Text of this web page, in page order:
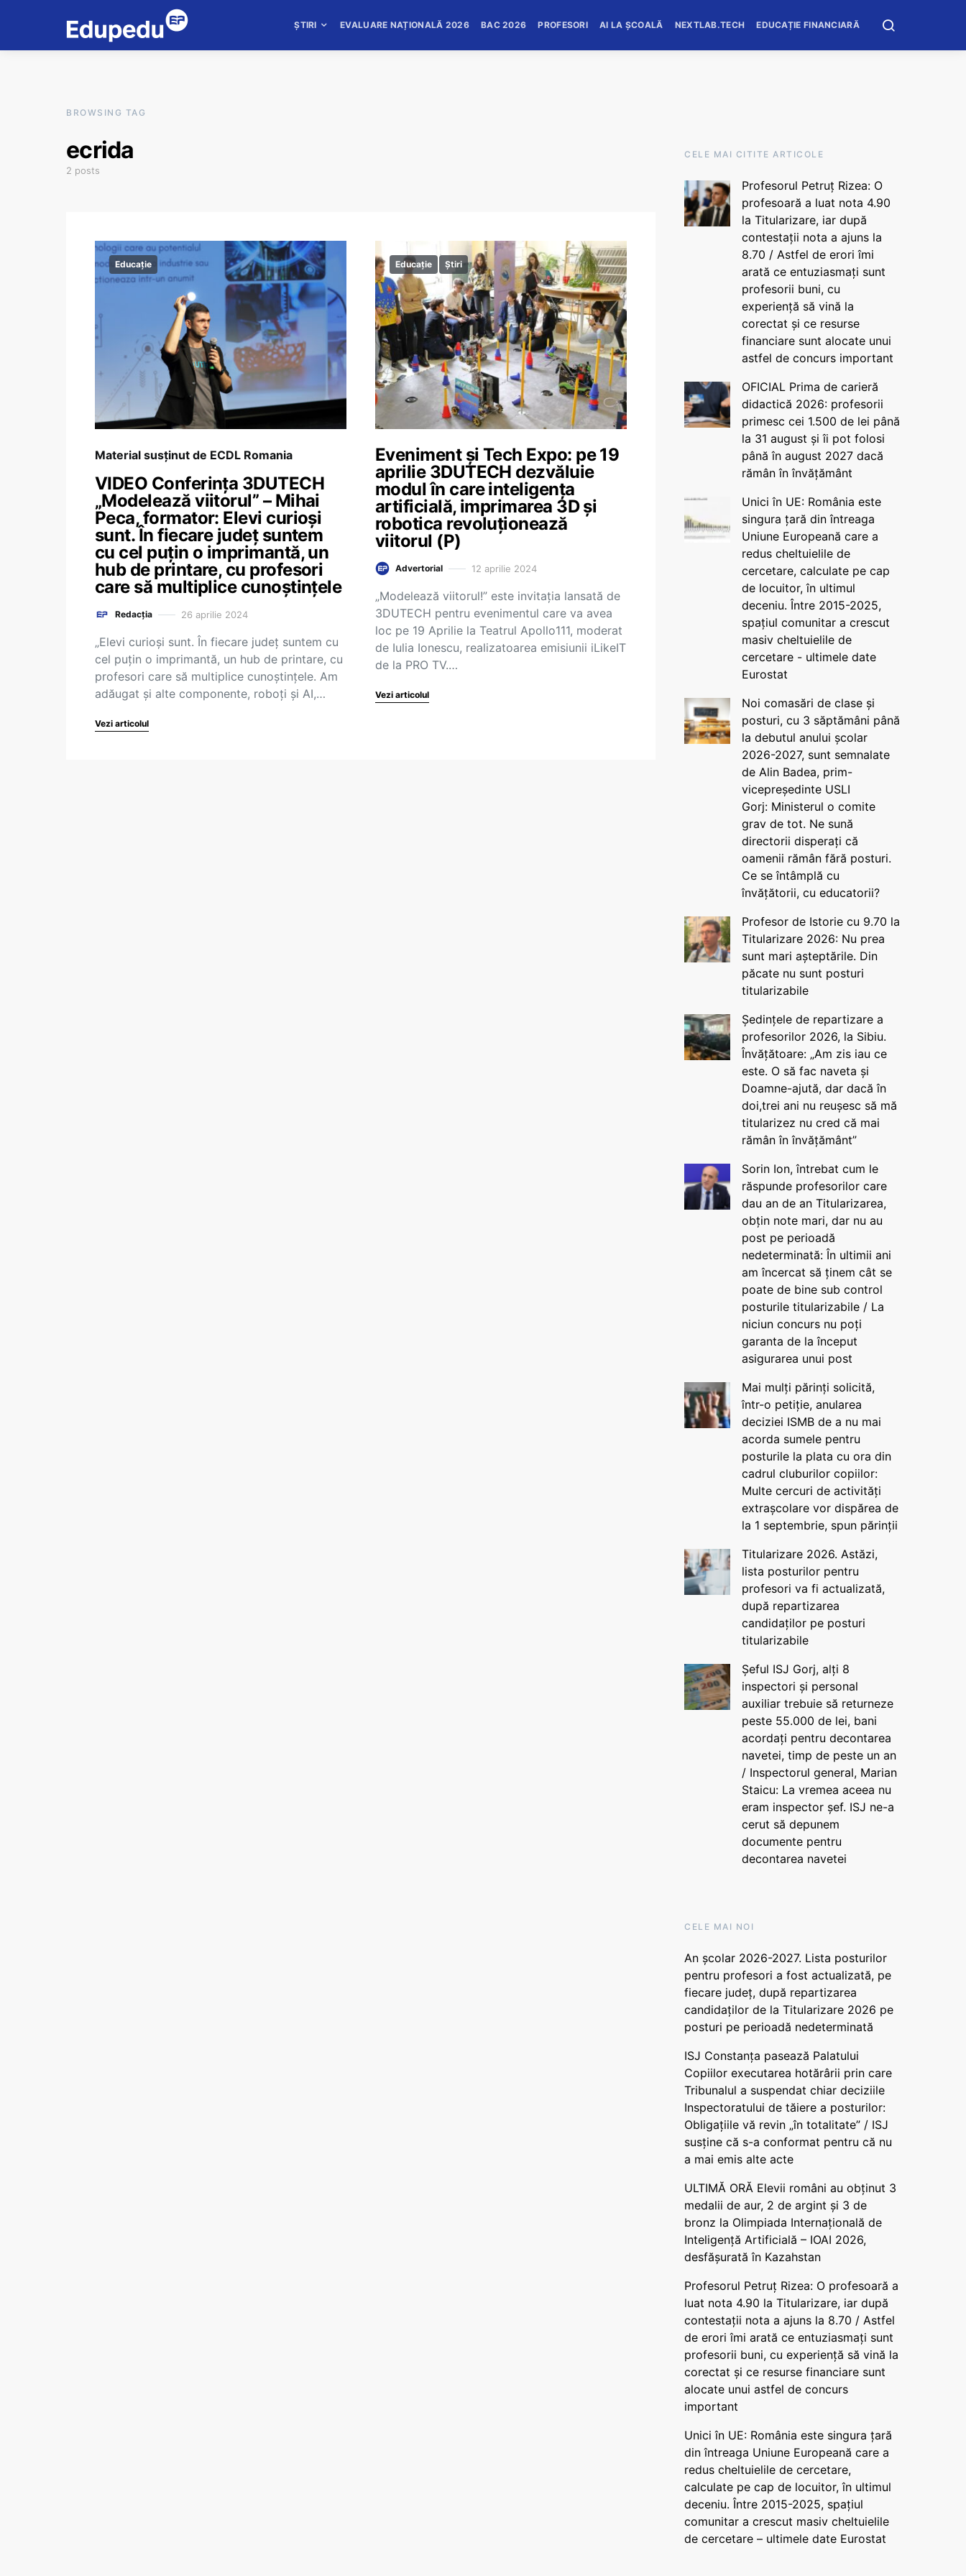
ȘTIRI EVALUARE NAȚIONALĂ 2026 BAC 2026 PROFESORI AI LA ȘCOALĂ NEXTLAB.TECH EDUCAȚIE FINANCIARĂ
BROWSING TAG
ecrida
2 posts
Educație
Material susținut de ECDL Romania
VIDEO Conferința 3DUTECH
„Modelează viitorul” – Mihai
Peca, formator: Elevi curioși
sunt. În fiecare județ suntem
cu cel puțin o imprimantă, un
hub de printare, cu profesori
care să multiplice cunoștințele
Redacția 26 aprilie 2024
„Elevi curioși sunt. În fiecare județ suntem cu
cel puțin o imprimantă, un hub de printare, cu
profesori care să multiplice cunoștințele. Am
adăugat și alte componente, roboți și AI,…
Vezi articolul
Educație Știri
Eveniment și Tech Expo: pe 19
aprilie 3DUTECH dezvăluie
modul în care inteligența
artificială, imprimarea 3D și
robotica revoluționează
viitorul (P)
Advertorial 12 aprilie 2024
„Modelează viitorul!” este invitația lansată de
3DUTECH pentru evenimentul care va avea
loc pe 19 Aprilie la Teatrul Apollo111, moderat
de Iulia Ionescu, realizatoarea emisiunii iLikeIT
de la PRO TV.…
Vezi articolul
CELE MAI CITITE ARTICOLE
Profesorul Petruț Rizea: O
profesoară a luat nota 4.90
la Titularizare, iar după
contestații nota a ajuns la
8.70 / Astfel de erori îmi
arată ce entuziasmați sunt
profesorii buni, cu
experiență să vină la
corectat și ce resurse
financiare sunt alocate unui
astfel de concurs important
OFICIAL Prima de carieră
didactică 2026: profesorii
primesc cei 1.500 de lei până
la 31 august și îi pot folosi
până în august 2027 dacă
rămân în învățământ
Unici în UE: România este
singura țară din întreaga
Uniune Europeană care a
redus cheltuielile de
cercetare, calculate pe cap
de locuitor, în ultimul
deceniu. Între 2015-2025,
spațiul comunitar a crescut
masiv cheltuielile de
cercetare - ultimele date
Eurostat
Noi comasări de clase și
posturi, cu 3 săptămâni până
la debutul anului școlar
2026-2027, sunt semnalate
de Alin Badea, prim-
vicepreședinte USLI
Gorj: Ministerul o comite
grav de tot. Ne sună
directorii disperați că
oamenii rămân fără posturi.
Ce se întâmplă cu
învățătorii, cu educatorii?
Profesor de Istorie cu 9.70 la
Titularizare 2026: Nu prea
sunt mari așteptările. Din
păcate nu sunt posturi
titularizabile
Ședințele de repartizare a
profesorilor 2026, la Sibiu.
Învățătoare: „Am zis iau ce
este. O să fac naveta și
Doamne-ajută, dar dacă în
doi,trei ani nu reușesc să mă
titularizez nu cred că mai
rămân în învățământ”
Sorin Ion, întrebat cum le
răspunde profesorilor care
dau an de an Titularizarea,
obțin note mari, dar nu au
post pe perioadă
nedeterminată: În ultimii ani
am încercat să ținem cât se
poate de bine sub control
posturile titularizabile / La
niciun concurs nu poți
garanta de la început
asigurarea unui post
Mai mulți părinți solicită,
într-o petiție, anularea
deciziei ISMB de a nu mai
acorda sumele pentru
posturile la plata cu ora din
cadrul cluburilor copiilor:
Multe cercuri de activități
extrașcolare vor dispărea de
la 1 septembrie, spun părinții
Titularizare 2026. Astăzi,
lista posturilor pentru
profesori va fi actualizată,
după repartizarea
candidaților pe posturi
titularizabile
Șeful ISJ Gorj, alți 8
inspectori și personal
auxiliar trebuie să returneze
peste 55.000 de lei, bani
acordați pentru decontarea
navetei, timp de peste un an
/ Inspectorul general, Marian
Staicu: La vremea aceea nu
eram inspector șef. ISJ ne-a
cerut să depunem
documente pentru
decontarea navetei
CELE MAI NOI
An școlar 2026-2027. Lista posturilor
pentru profesori a fost actualizată, pe
fiecare județ, după repartizarea
candidaților de la Titularizare 2026 pe
posturi pe perioadă nedeterminată
ISJ Constanța pasează Palatului
Copiilor executarea hotărârii prin care
Tribunalul a suspendat chiar deciziile
Inspectoratului de tăiere a posturilor:
Obligațiile vă revin „în totalitate” / ISJ
susține că s-a conformat pentru că nu
a mai emis alte acte
ULTIMĂ ORĂ Elevii români au obținut 3
medalii de aur, 2 de argint și 3 de
bronz la Olimpiada Internațională de
Inteligență Artificială – IOAI 2026,
desfășurată în Kazahstan
Profesorul Petruț Rizea: O profesoară a
luat nota 4.90 la Titularizare, iar după
contestații nota a ajuns la 8.70 / Astfel
de erori îmi arată ce entuziasmați sunt
profesorii buni, cu experiență să vină la
corectat și ce resurse financiare sunt
alocate unui astfel de concurs
important
Unici în UE: România este singura țară
din întreaga Uniune Europeană care a
redus cheltuielile de cercetare,
calculate pe cap de locuitor, în ultimul
deceniu. Între 2015-2025, spațiul
comunitar a crescut masiv cheltuielile
de cercetare – ultimele date Eurostat